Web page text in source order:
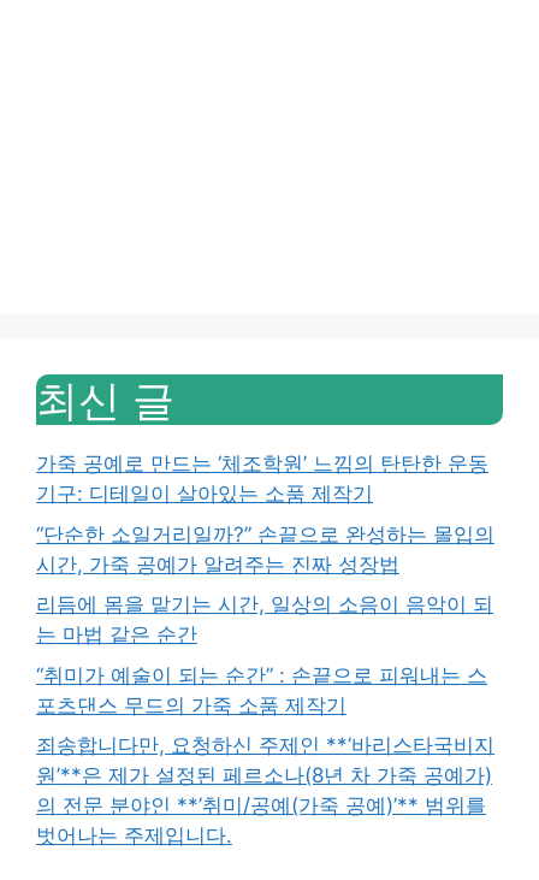
최신 글
가죽 공예로 만드는 ‘체조학원’ 느낌의 탄탄한 운동
기구: 디테일이 살아있는 소품 제작기
“단순한 소일거리일까?” 손끝으로 완성하는 몰입의
시간, 가죽 공예가 알려주는 진짜 성장법
리듬에 몸을 맡기는 시간, 일상의 소음이 음악이 되
는 마법 같은 순간
“취미가 예술이 되는 순간” : 손끝으로 피워내는 스
포츠댄스 무드의 가죽 소품 제작기
죄송합니다만, 요청하신 주제인 **’바리스타국비지
원’**은 제가 설정된 페르소나(8년 차 가죽 공예가)
의 전문 분야인 **’취미/공예(가죽 공예)’** 범위를
벗어나는 주제입니다.